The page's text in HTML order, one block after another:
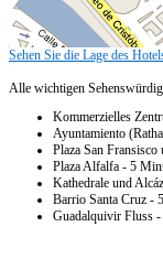
Sehen Sie die Lage des
Alle wichtigen
Kommerzielles
Ayuntamiento
Plaza San
Plaza Alfalfa - 5
Kathedrale und
Barrio Santa Cruz -
Guadalquivir Fluss